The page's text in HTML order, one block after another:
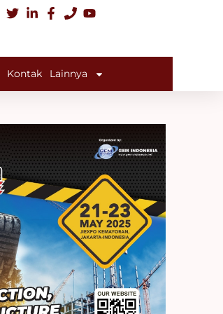
Kontak Lainnya